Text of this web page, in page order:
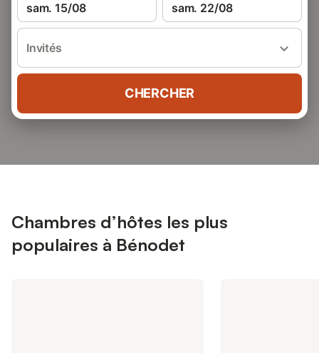
sam. 15/08 sam. 22/08
Invités
CHERCHER
Chambres d’hôtes les plus
populaires à Bénodet